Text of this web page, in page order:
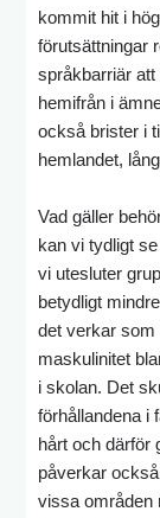
kommit hit i
förutsättningar
språkbarriär
hemifrån i
också brister i
hemlandet,
Vad gäller
kan vi tydligt
vi utesluter
betydligt
det verkar som
maskulinitet
i skolan. Det
förhållandena i
hårt och därför
påverkar
vissa områden